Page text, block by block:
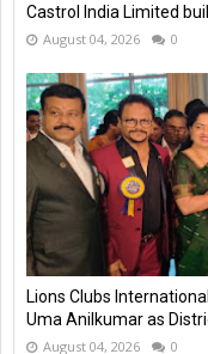
Castrol India Limited
August 04, 2026 0
Lions Clubs
Uma Anilkumar as
August 04, 2026 0